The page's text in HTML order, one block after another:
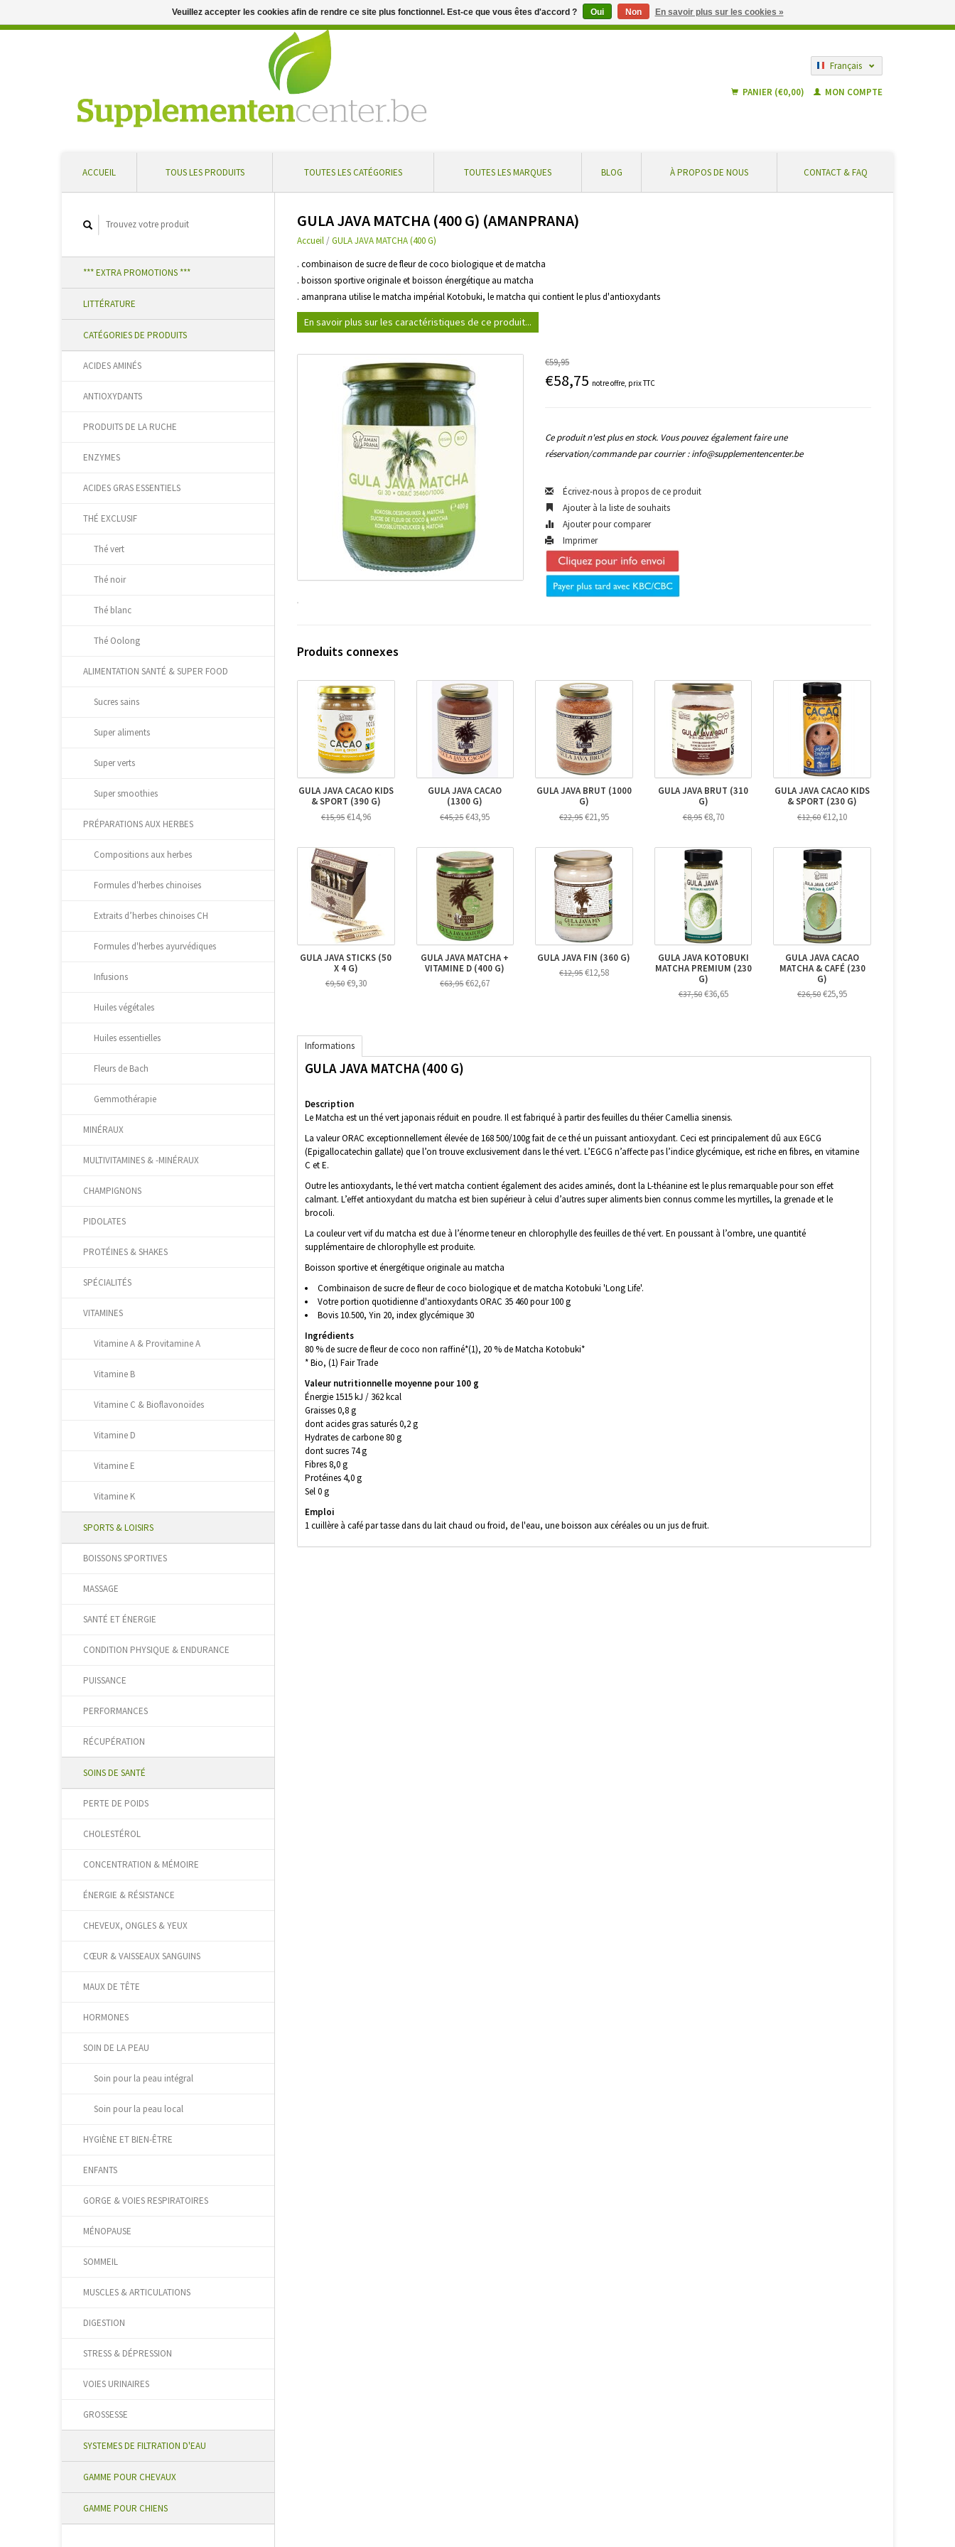
Français
PANIER (€0,00)
MON COMPTE
ACCUEIL TOUS LES PRODUITS TOUTES LES CATÉGORIES TOUTES LES MARQUES BLOG À PROPOS DE NOUS CONTACT & FAQ
*** EXTRA PROMOTIONS ***
LITTÉRATURE
CATÉGORIES DE PRODUITS
ACIDES AMINÉS
ANTIOXYDANTS
PRODUITS DE LA RUCHE
ENZYMES
ACIDES GRAS ESSENTIELS
THÉ EXCLUSIF
Thé vert
Thé noir
Thé blanc
Thé Oolong
ALIMENTATION SANTÉ & SUPER FOOD
Sucres sains
Super aliments
Super verts
Super smoothies
PRÉPARATIONS AUX HERBES
Compositions aux herbes
Formules d'herbes chinoises
Extraits d’herbes chinoises CH
Formules d'herbes ayurvédiques
Infusions
Huiles végétales
Huiles essentielles
Fleurs de Bach
Gemmothérapie
MINÉRAUX
MULTIVITAMINES & -MINÉRAUX
CHAMPIGNONS
PIDOLATES
PROTÉINES & SHAKES
SPÉCIALITÉS
VITAMINES
Vitamine A & Provitamine A
Vitamine B
Vitamine C & Bioflavonoïdes
Vitamine D
Vitamine E
Vitamine K
SPORTS & LOISIRS
BOISSONS SPORTIVES
MASSAGE
SANTÉ ET ÉNERGIE
CONDITION PHYSIQUE & ENDURANCE
PUISSANCE
PERFORMANCES
RÉCUPÉRATION
SOINS DE SANTÉ
PERTE DE POIDS
CHOLESTÉROL
CONCENTRATION & MÉMOIRE
ÉNERGIE & RÉSISTANCE
CHEVEUX, ONGLES & YEUX
CŒUR & VAISSEAUX SANGUINS
MAUX DE TÊTE
HORMONES
SOIN DE LA PEAU
Soin pour la peau intégral
Soin pour la peau local
HYGIÈNE ET BIEN-ÊTRE
ENFANTS
GORGE & VOIES RESPIRATOIRES
MÉNOPAUSE
SOMMEIL
MUSCLES & ARTICULATIONS
DIGESTION
STRESS & DÉPRESSION
VOIES URINAIRES
GROSSESSE
SYSTEMES DE FILTRATION D'EAU
GAMME POUR CHEVAUX
GAMME POUR CHIENS
GULA JAVA MATCHA (400 G) (AMANPRANA)
Accueil /GULA JAVA MATCHA (400 G)
. combinaison de sucre de fleur de coco biologique et de matcha
. boisson sportive originale et boisson énergétique au matcha
. amanprana utilise le matcha impérial Kotobuki, le matcha qui contient le plus d'antioxydants
En savoir plus sur les caractéristiques de ce produit...
€59,95
€58,75 notre offre, prix TTC
Ce produit n'est plus en stock. Vous pouvez également faire une
réservation/commande par courrier :info@supplementencenter.be
Écrivez-nous à propos de ce produit
Ajouter à la liste de souhaits
Ajouter pour comparer
Imprimer
Produits connexes
GULA JAVA CACAO KIDS
& SPORT (390 G)
€15,95€14,96
GULA JAVA CACAO
(1300 G)
€45,25€43,95
GULA JAVA BRUT (1000
G)
€22,95€21,95
GULA JAVA BRUT (310
G)
€8,95€8,70
GULA JAVA CACAO KIDS
& SPORT (230 G)
€12,60 €12,10
GULA JAVA STICKS (50
X 4 G)
€9,50€9,30
GULA JAVA MATCHA +
VITAMINE D (400 G)
€63,95€62,67
GULA JAVA FIN (360 G)
€12,95€12,58
GULA JAVA KOTOBUKI
MATCHA PREMIUM (230
G)
€37,50€36,65
GULA JAVA CACAO
MATCHA & CAFÉ (230
G)
€26,50 €25,95
Informations
GULA JAVA MATCHA (400 G)
Description
Le Matcha est un thé vert japonais réduit en poudre. Il est fabriqué à partir des feuilles du théier Camellia sinensis.
La valeur ORAC exceptionnellement élevée de 168 500/100g fait de ce thé un puissant antioxydant. Ceci est principalement dû aux EGCG
(Epigallocatechin gallate) que l’on trouve exclusivement dans le thé vert. L’EGCG n’affecte pas l’indice glycémique, est riche en fibres, en vitamine
C et E.
Outre les antioxydants, le thé vert matcha contient également des acides aminés, dont la L-théanine est le plus remarquable pour son effet
calmant. L’effet antioxydant du matcha est bien supérieur à celui d’autres super aliments bien connus comme les myrtilles, la grenade et le
brocoli.
La couleur vert vif du matcha est due à l’énorme teneur en chlorophylle des feuilles de thé vert. En poussant à l’ombre, une quantité
supplémentaire de chlorophylle est produite.
Boisson sportive et énergétique originale au matcha
Combinaison de sucre de fleur de coco biologique et de matcha Kotobuki 'Long Life'.
Votre portion quotidienne d'antioxydants ORAC 35 460 pour 100 g
Bovis 10.500, Yin 20, index glycémique 30
Ingrédients
80 % de sucre de fleur de coco non raffiné*(1), 20 % de Matcha Kotobuki*
* Bio, (1) Fair Trade
Valeur nutritionnelle moyenne pour 100 g
Énergie 1515 kJ / 362 kcal
Graisses 0,8 g
dont acides gras saturés 0,2 g
Hydrates de carbone 80 g
dont sucres 74 g
Fibres 8,0 g
Protéines 4,0 g
Sel 0 g
Emploi
1 cuillère à café par tasse dans du lait chaud ou froid, de l'eau, une boisson aux céréales ou un jus de fruit.
Veuillez accepter les cookies afin de rendre ce site plus fonctionnel. Est-ce que vous êtes d'accord ? Oui Non En savoir plus sur les cookies »
Conseil professionnel et livraison rapide ... Réduction supplémentaire de 5 % à partir de € 100 ... Livraison gratuite en Belgique à partir de € 55 ... En toute sécurité et sans frais supplémentaires